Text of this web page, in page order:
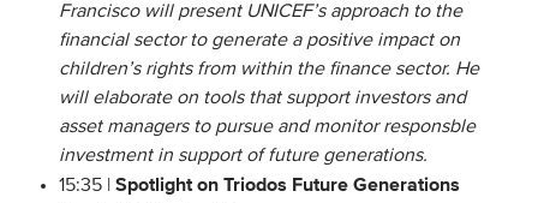
CONTACT
UITGEBREID ZOEKEN
Francisco will present UNICEF’s approach to the
financial sector to generate a positive impact on
children’s rights from within the finance sector. He
will elaborate on tools that support investors and
asset managers to pursue and monitor responsble
investment in support of future generations.
15:35 |Spotlight on Triodos Future Generations